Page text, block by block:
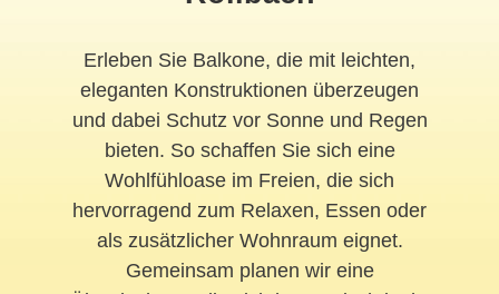
Erleben Sie Balkone, die mit leichten,
eleganten Konstruktionen überzeugen
und dabei Schutz vor Sonne und Regen
bieten. So schaffen Sie sich eine
Wohlfühloase im Freien, die sich
hervorragend zum Relaxen, Essen oder
als zusätzlicher Wohnraum eignet.
Gemeinsam planen wir eine